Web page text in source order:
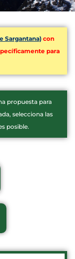
Sargantana)con
para
propuesta para
selecciona las
posible.